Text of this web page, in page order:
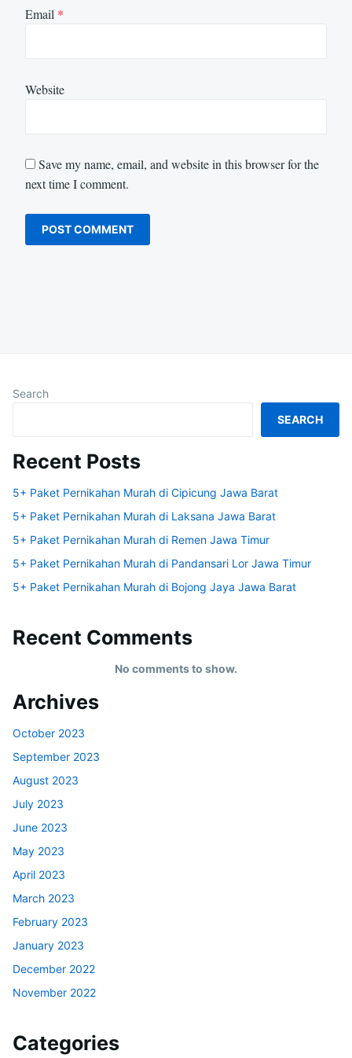
Email *
Website
Save my name, email, and website in this browser for the
next time I comment.
Search
SEARCH
Recent Posts
5+ Paket Pernikahan Murah di Cipicung Jawa Barat
5+ Paket Pernikahan Murah di Laksana Jawa Barat
5+ Paket Pernikahan Murah di Remen Jawa Timur
5+ Paket Pernikahan Murah di Pandansari Lor Jawa Timur
5+ Paket Pernikahan Murah di Bojong Jaya Jawa Barat
Recent Comments
No comments to show.
Archives
October 2023
September 2023
August 2023
July 2023
June 2023
May 2023
April 2023
March 2023
February 2023
January 2023
December 2022
November 2022
Categories